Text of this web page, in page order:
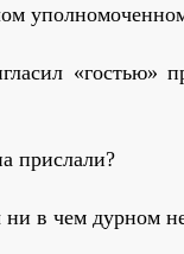
«гостью»
прислали?
в чем дурном